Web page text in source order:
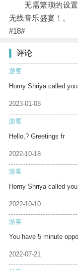
无需繁琐的设置
无线音乐盛宴！。
#18#
评论
游客
Horny Shriya called you
2023-01-08
游客
Hello,? Greetings fr
2022-10-18
游客
Horny Shriya called you
2022-10-10
游客
You have 5 minute
2022-07-21